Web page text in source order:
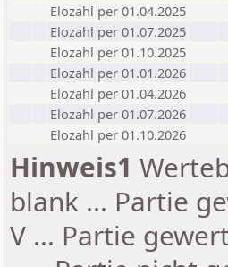
Elozahl per 01.04.2025
Elozahl per 01.07.2025
Elozahl per 01.10.2025
Elozahl per 01.01.2026
Elozahl per 01.04.2026
Elozahl per 01.07.2026
Elozahl per 01.10.2026
Hinweis1
blank ... Partie
V ... Partie